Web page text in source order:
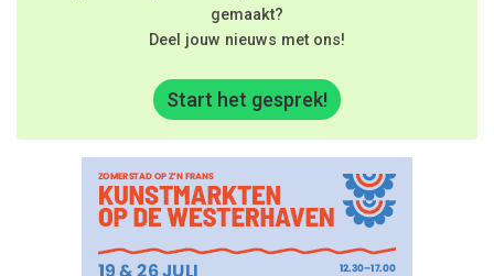
gemaakt?
Deel jouw nieuws met ons!
Start het gesprek!